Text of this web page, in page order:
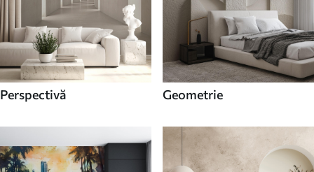
Perspectivă Geometrie